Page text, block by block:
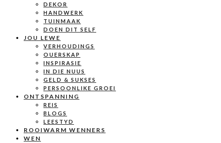
DEKOR
HANDWERK
TUINMAAK
DOEN DIT SELF
JOU LEWE
VERHOUDINGS
OUERSKAP
INSPIRASIE
IN DIE NUUS
GELD & SUKSES
PERSOONLIKE GROEI
ONTSPANNING
REIS
BLOGS
LEESTYD
ROOIWARM WENNERS
WEN